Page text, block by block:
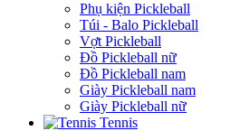
Phụ kiện Pickleball
Túi - Balo Pickleball
Vợt Pickleball
Đồ Pickleball nữ
Đồ Pickleball nam
Giày Pickleball nam
Giày Pickleball nữ
Tennis